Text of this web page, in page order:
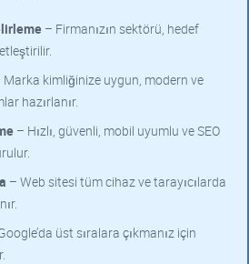
– Firmanızın sektörü, hedef
Marka kimliğinize uygun, modern ve
hazırlanır.
– Hızlı, güvenli, mobil uyumlu ve SEO
– Web sitesi tüm cihaz ve tarayıcılarda
üst sıralara çıkmanız için